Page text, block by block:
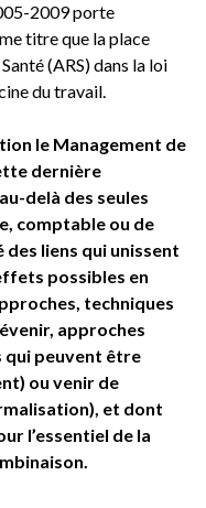
2009 porte
titre que la place
(ARS) dans la loi
du travail.
le Management de
dernière
delà des seules
comptable ou de
liens qui unissent
possibles en
techniques
approches
qui peuvent être
ou venir de
et dont
l’essentiel de la